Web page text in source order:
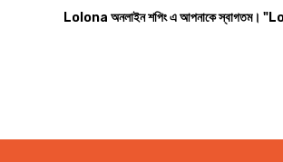
Lolona অনলাইন শপিং এ আপনাকে স্বাগতম। "Lolona"